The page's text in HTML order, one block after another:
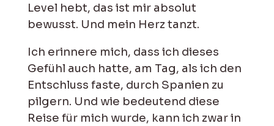
Level hebt, das ist mir absolut
bewusst. Und mein Herz tanzt.
Ich erinnere mich, dass ich dieses
Gefühl auch hatte, am Tag, als ich den
Entschluss faste, durch Spanien zu
pilgern. Und wie bedeutend diese
Reise für mich wurde, kann ich zwar in